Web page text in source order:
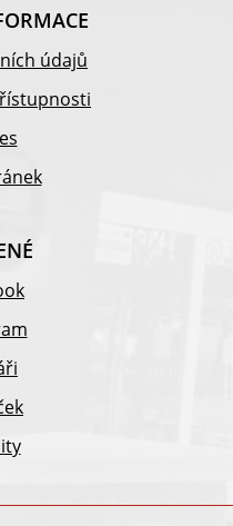
údajů